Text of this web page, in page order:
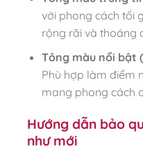
với phong cách tối
rộng rãi và thoáng
Tông màu nổi bật
Phù hợp làm điểm
mang phong cách
Hướng dẫn bảo
như mới